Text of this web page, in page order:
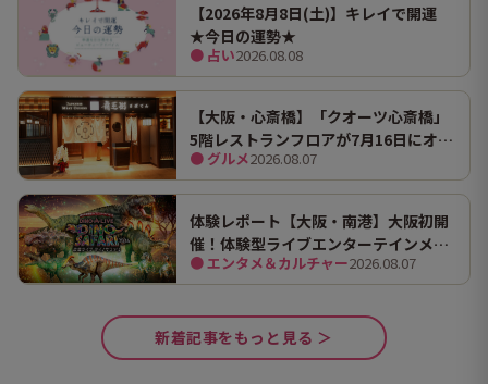
【2026年8月8日(土)】キレイで開運
★今日の運勢★
● 占い2026.08.08
【大阪・心斎橋】「クオーツ心斎橋」
5階レストランフロアが7月16日にオー
プン！ 全国初・関西初出店を含む多彩
な9店舗
● グルメ2026.08.07
体験レポート【大阪・南港】大阪初開
催！体験型ライブエンターテインメン
ト「DINO SAFARI（ディノ サファリ）
2026」で、大迫力の恐竜の世界を体験
してきました。
● エンタメ＆カルチャー2026.08.07
新着記事をもっと見る ＞